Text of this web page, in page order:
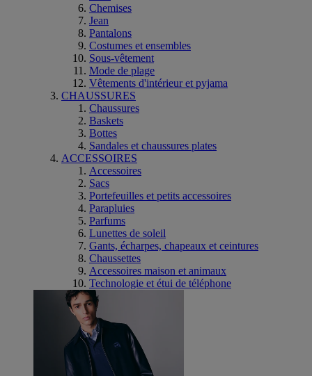
Chemises
Jean
Pantalons
Costumes et ensembles
Sous-vêtement
Mode de plage
Vêtements d'intérieur et pyjama
CHAUSSURES
Chaussures
Baskets
Bottes
Sandales et chaussures plates
ACCESSOIRES
Accessoires
Sacs
Portefeuilles et petits accessoires
Parapluies
Parfums
Lunettes de soleil
Gants, écharpes, chapeaux et ceintures
Chaussettes
Accessoires maison et animaux
Technologie et étui de téléphone